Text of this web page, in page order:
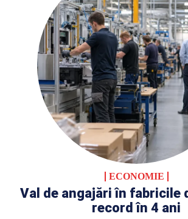
ECONOMIE
Val de angajări în fabricile
record în 4 ani